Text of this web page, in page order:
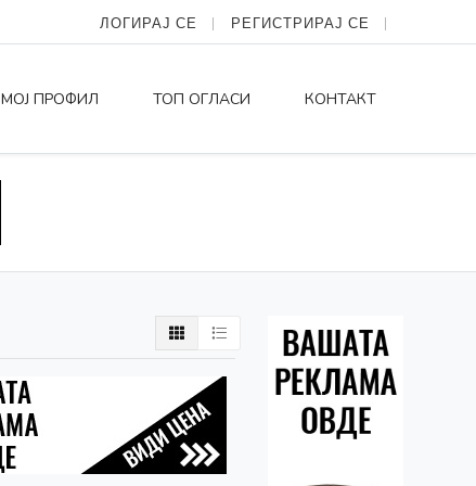
ЛОГИРАЈ СЕ РЕГИСТРИРАЈ СЕ
МОЈ ПРОФИЛ ТОП ОГЛАСИ КОНТАКТ